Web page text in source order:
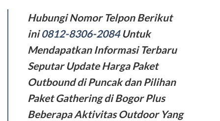
Hubungi Nomor Telpon Berikut
ini0812-8306-2084Untuk
Mendapatkan Informasi Terbaru
Seputar Update Harga Paket
Outbound di Puncak dan Pilihan
Paket Gathering di Bogor Plus
Beberapa Aktivitas Outdoor Yang